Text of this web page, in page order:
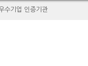
수기업 인증기관